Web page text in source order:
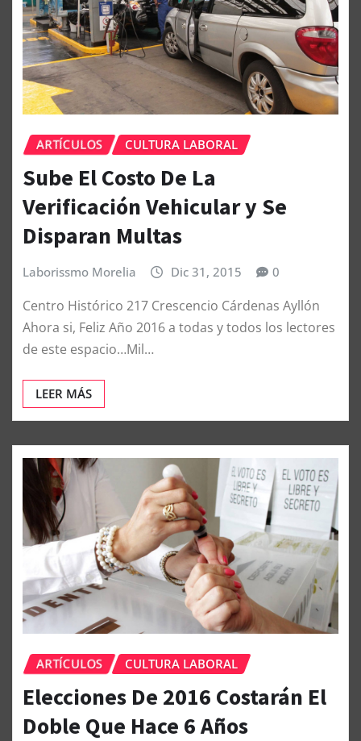
ARTÍCULOS CULTURA LABORAL
Sube El Costo De La
Verificación Vehicular y Se
Disparan Multas
Laborissmo Morelia Dic 31, 2015 0
Centro Histórico 217 Crescencio Cárdenas Ayllón
Ahora si, Feliz Año 2016 a todas y todos los lectores
de este espacio…Mil…
LEER MÁS
ARTÍCULOS CULTURA LABORAL
Elecciones De 2016 Costarán El
Doble Que Hace 6 Años